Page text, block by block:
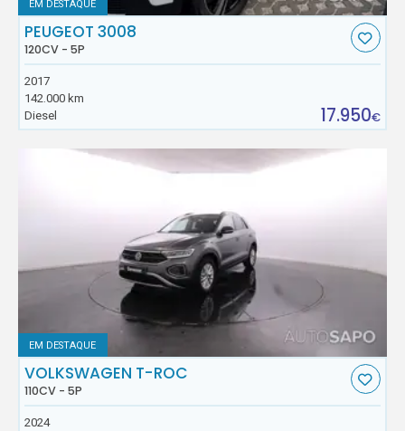
EM DESTAQUE
PEUGEOT 3008
120CV - 5P
2017
142.000 km
Diesel
17.950€
EM DESTAQUE
VOLKSWAGEN T-ROC
110CV - 5P
2024